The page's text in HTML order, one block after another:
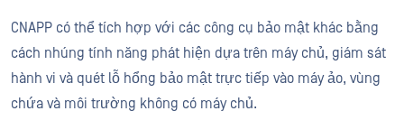
CNAPP có thể tích hợp với các công cụ bảo mật khác bằng
cách nhúng tính năng phát hiện dựa trên máy chủ, giám sát
hành vi và quét lỗ hổng bảo mật trực tiếp vào máy ảo, vùng
chứa và môi trường không có máy chủ.